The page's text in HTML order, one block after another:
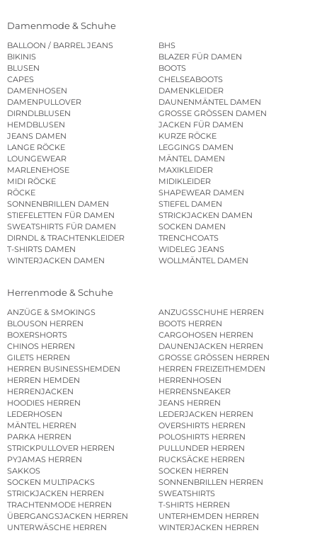
Damenmode & Schuhe
BALLOON / BARREL JEANS
BHS
BIKINIS
BLAZER FÜR DAMEN
BLUSEN
BOOTS
CAPES
CHELSEABOOTS
DAMENHOSEN
DAMENKLEIDER
DAMENPULLOVER
DAUNENMÄNTEL DAMEN
DIRNDLBLUSEN
GROSSE GRÖSSEN DAMEN
HEMDBLUSEN
JACKEN FÜR DAMEN
JEANS DAMEN
KURZE RÖCKE
LANGE RÖCKE
LEGGINGS DAMEN
LOUNGEWEAR
MÄNTEL DAMEN
MARLENEHOSE
MAXIKLEIDER
MIDI RÖCKE
MIDIKLEIDER
RÖCKE
SHAPEWEAR DAMEN
SONNENBRILLEN DAMEN
STIEFEL DAMEN
STIEFELETTEN FÜR DAMEN
STRICKJACKEN DAMEN
SWEATSHIRTS FÜR DAMEN
SOCKEN DAMEN
DIRNDL & TRACHTENKLEIDER
TRENCHCOATS
T-SHIRTS DAMEN
WIDELEG JEANS
WINTERJACKEN DAMEN
WOLLMÄNTEL DAMEN
Herrenmode & Schuhe
ANZÜGE & SMOKINGS
ANZUGSSCHUHE HERREN
BLOUSON HERREN
BOOTS HERREN
BOXERSHORTS
CARGOHOSEN HERREN
CHINOS HERREN
DAUNENJACKEN HERREN
GILETS HERREN
GROSSE GRÖSSEN HERREN
HERREN BUSINESSHEMDEN
HERREN FREIZEITHEMDEN
HERREN HEMDEN
HERRENHOSEN
HERRENJACKEN
HERRENSNEAKER
HOODIES HERREN
JEANS HERREN
LEDERHOSEN
LEDERJACKEN HERREN
MÄNTEL HERREN
OVERSHIRTS HERREN
PARKA HERREN
POLOSHIRTS HERREN
STRICKPULLOVER HERREN
PULLUNDER HERREN
PYJAMAS HERREN
RUCKSÄCKE HERREN
SAKKOS
SOCKEN HERREN
SOCKEN MULTIPACKS
SONNENBRILLEN HERREN
STRICKJACKEN HERREN
SWEATSHIRTS
TRACHTENMODE HERREN
T-SHIRTS HERREN
ÜBERGANGSJACKEN HERREN
UNTERHEMDEN HERREN
UNTERWÄSCHE HERREN
WINTERJACKEN HERREN